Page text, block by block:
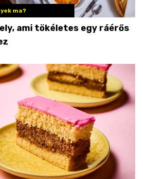
ma?
ami tökéletes egy ráérős